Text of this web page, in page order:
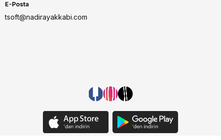
E-Posta
tsoft@nadirayakkabi.com